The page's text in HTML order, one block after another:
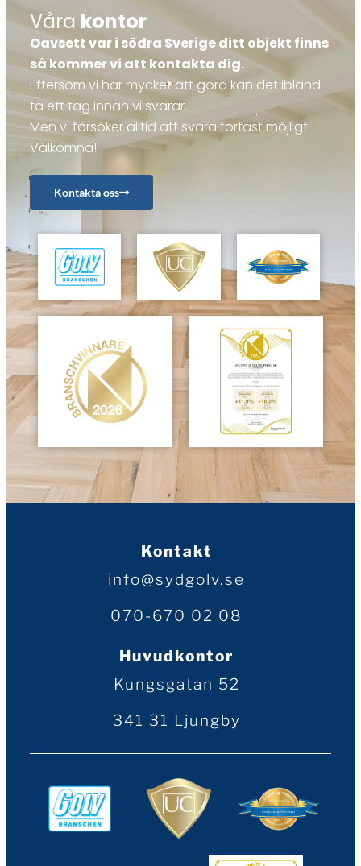
Vårakontor
Oavsett var i södra Sverige ditt objekt finns
så kommer vi att kontakta dig.
Eftersom vi har mycket att göra kan det ibland
ta ett tag innan vi svarar.
Men vi försöker alltid att svara fortast möjligt.
Välkomna!
Kontakta oss
Kontakt
info@sydgolv.se
070-670 02 08
Huvudkontor
Kungsgatan 52
341 31 Ljungby